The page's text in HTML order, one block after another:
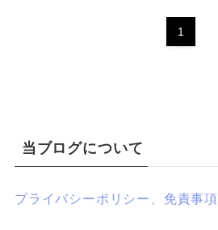
1
当ブログについて
プライバシーポリシー、免責事項